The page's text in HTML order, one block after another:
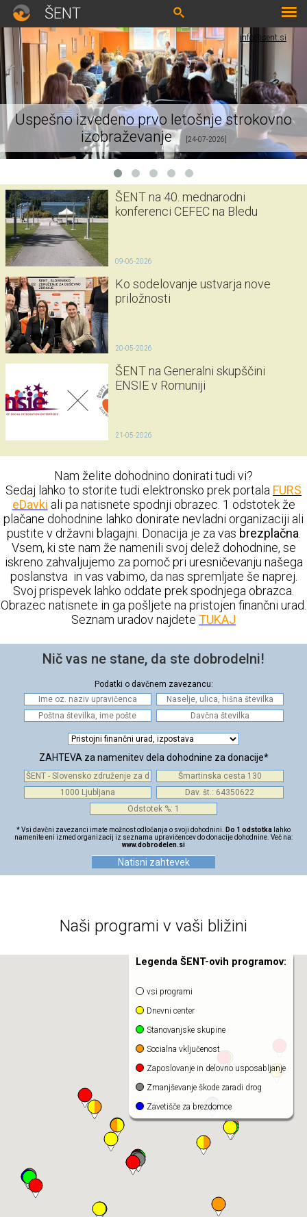
ŠENT
info@sent.si
Uspešno izvedeno prvo letošnje strokovno
izobraževanje
[24-07-2026]
ŠENT na 40. mednarodni
konferenci CEFEC na Bledu
09-06-2026
Ko sodelovanje ustvarja nove
priložnosti
20-05-2026
ŠENT na Generalni skupščini
ENSIE v Romuniji
21-05-2026
Nam želite dohodnino donirati tudi vi?
Sedaj lahko to storite tudi elektronsko prek portala FURS
eDavki ali pa natisnete spodnji obrazec. 1 odstotek že
plačane dohodnine lahko donirate nevladni organizaciji ali
pustite v državni blagajni. Donacija je za vas brezplačna
Vsem, ki ste nam že namenili svoj delež dohodnine, se
iskreno zahvaljujemo za pomoč pri uresničevanju našega
poslanstva in vas vabimo, da nas spremljate še naprej.
Svoj prispevek lahko oddate prek spodnjega obrazca.
Obrazec natisnete in ga pošljete na pristojen finančni urad.
Seznam uradov najdete TUKAJ
Nič vas ne stane, da ste dobrodelni!
Podatki o davčnem zavezancu:
ZAHTEVA za namenitev dela dohodnine za donacije*
* Vsi davčni zavezanci imate možnost odločanja o svoji dohodnini. Do 1 odstotka lahko
namenite eni izmed organizacij iz seznama upravičencev do donacije dohodnine. Več na:
www.dobrodelen.si
Naši programi v vaši bližini
Legenda ŠENT-ovih programov:
vsi programi
Dnevni center
Stanovanjske skupine
Socialna vključenost
Zaposlovanje in delovno usposabljanje
Zmanjševanje škode zaradi drog
Zavetišče za brezdomce